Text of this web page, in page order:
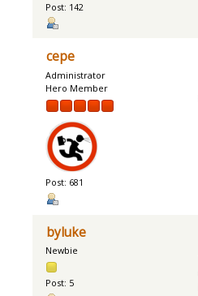
Post: 142
cepe
Administrator
Hero Member
Post: 681
byluke
Newbie
Post: 5